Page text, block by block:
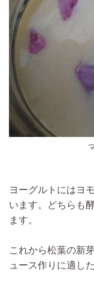
ヨーグルトにはヨ
います。どちらも
ます。
これから松葉の新
ュース作りに適し